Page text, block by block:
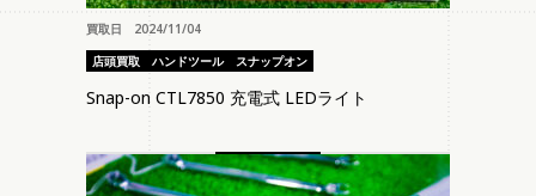
買取日 2024/11/04
店頭買取
ハンドツール スナップオン
Snap-on CTL7850 充電式 LEDライト